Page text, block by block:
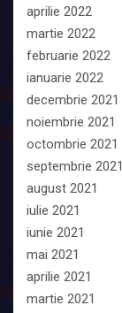
aprilie 2022
martie 2022
februarie 2022
ianuarie 2022
decembrie 2021
noiembrie 2021
octombrie 2021
septembrie 2021
august 2021
iulie 2021
iunie 2021
mai 2021
aprilie 2021
martie 2021